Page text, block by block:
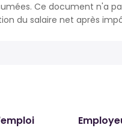
Ce document n'a
du salaire net après